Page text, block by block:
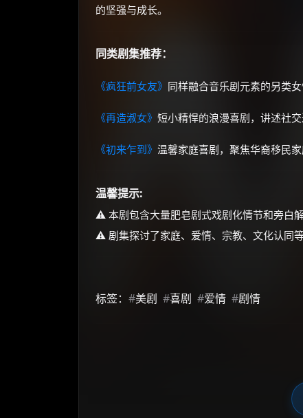
的坚强与成长。
同类剧集推荐：
《疯狂前女友》 同样融合音乐剧元素的另类
《再造淑女》 短小精悍的浪漫喜剧，讲述社
《初来乍到》 温馨家庭喜剧，聚焦华裔移民
温馨提示:
⚠️ 本剧包含大量肥皂剧式戏剧化情节和旁白
⚠️ 剧集探讨了家庭、爱情、宗教、文化认同
标签： #美剧 #喜剧 #爱情 #剧情